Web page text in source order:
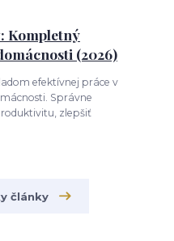
Kompletný
(2026)
efektívnej práce v
Správne
zlepšiť
články